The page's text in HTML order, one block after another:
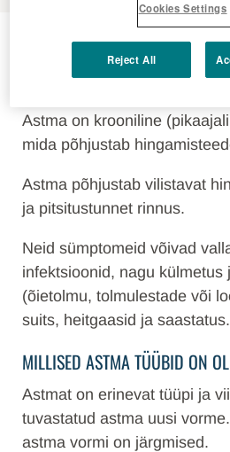
Astma
Astma on krooniline
mida põhjustab
Astma põhjustab vilistavat
ja pitsitustunnet rinnus.
Neid sümptomeid võivad
infektsioonid, nagu külmetus
(õietolmu, tolmulestade või
suits, heitgaasid ja saastatus.
MILLISED ASTMA TÜÜBID ON
Astmat on erinevat tüüpi ja
tuvastatud astma uusi
astma vormi on järgmised.
Cookies Settings
Reject All